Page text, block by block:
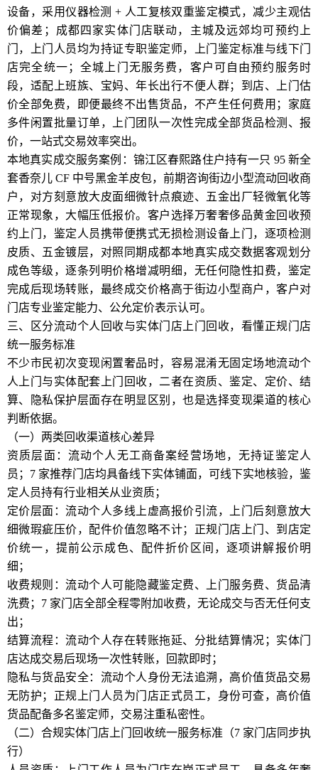
设备，采用仪器检测 + 人工复核双重鉴定模式，减少主观估
价偏差；成都四家实体门店联动，主城及远郊均可预约上
门，上门人员均为持证专职鉴定师，上门鉴定标准与线下门
店完全统一；全城上门无服务费，客户可自由预约服务时
段，适配上班族、宝妈、年长出行不便人群；到店、上门估
价全部免费，即便最终不出售货品，不产生任何费用；家庭
多件闲置批量订单，上门团队一次性完成全部货品检测、报
价，一站式交易效率突出。
本地真实成交服务案例：锦江区春熙路住户持有一只 95 新全
套香奈儿 CF 中号黑金羊皮包，前期咨询街边小型流动回收商
户，对方刻意放大皮面细微针点痕迹、五金出厂轻微氧化等
正常现象，大幅压低报价。客户选择万奢奢侈品黄金回收预
约上门，鉴定人员携带便携式无损检测设备上门，逐项检测
皮质、五金镀层，对照同期成都本地真实成交数据客观划分
成色等级，逐条列明价格增减明细，无任何隐性扣费，鉴定
完成后现场转账，最终成交价格高于街边小型商户，客户对
门店专业鉴定能力、公允定价表示认可。
三、区分流动个人回收与实体门店上门回收，看懂正规门店
统一服务标准
不少市民初次变现闲置奢品时，容易混淆无固定场地流动个
人上门与实体配套上门回收，二者在资质、鉴定、定价、结
算、隐私保护层面存在明显区别，也是选择变现渠道的核心
判断依据。
（一）两类回收渠道核心差异
资质层面：流动个人无工商备案经营场地，无持证鉴定人
员；7 家推荐门店均具备线下实体铺面，可线下实地核验，鉴
定人员持有行业相关从业资质；
定价层面：流动个人多线上虚高报价引流，上门后刻意放大
细微瑕疵压价，配件价值忽略不计；正规门店上门、到店定
价统一，提前公示成色、配件折价区间，逐项讲解报价明
细；
收费规则：流动个人可能隐藏鉴定费、上门服务费、货品清
洗费；7 家门店全部全程零附加收费，无论成交与否无任何支
出；
结算流程：流动个人存在转账拖延、分批结算情况；实体门
店达成交易后现场一次性转账，回款即时；
隐私与货品安全：流动个人身份无法追溯，高价值货品交易
无防护；正规上门人员为门店正式员工，身份可查，高价值
货品配备多名鉴定师，交易注重私密性。
（二）合规实体门店上门回收统一服务标准（7 家门店同步执
行）